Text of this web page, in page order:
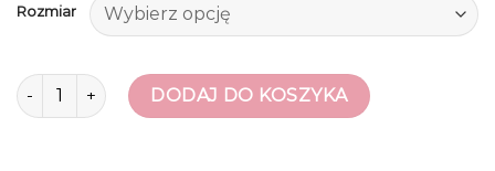
Rozmiar
ilość rozowe szpilkiDODAJ DO KOSZYKA